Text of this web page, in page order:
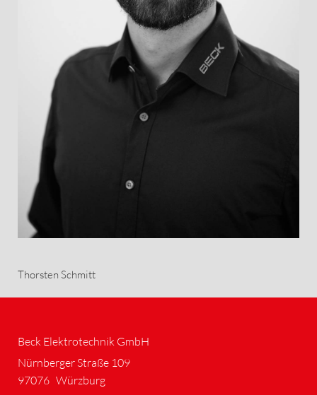
Thorsten Schmitt
Beck Elektrotechnik GmbH
Nürnberger Straße 109
97076 Würzburg